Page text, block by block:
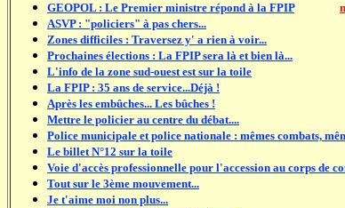
GEOPOL : Le Premier ministre répond à la FPIP................
ASVP : "policiers" à pas chers...
Zones difficiles : Traversez y' a rien à voir...
Prochaines élections : La FPIP sera là et bien là...
L'info de la zone sud-ouest est sur la toile
La FPIP : 35 ans de service...Déjà !
Après les embûches... Les bûches !
Mettre le policier au centre du débat....
Police municipale et police nationale : mêmes combats,
Le billet N°12 sur la toile
Voie d'accès professionnelle pour l'accession au corps de
Tout sur le 3ème mouvement...
Je t'aime moi non plus...